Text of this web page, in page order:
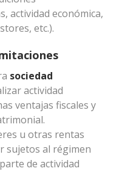
actividad económica,
etc.).
sociedad
actividad
ventajas fiscales y
u otras rentas
sujetos al régimen
de actividad